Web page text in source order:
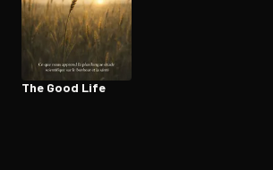
The Good Life